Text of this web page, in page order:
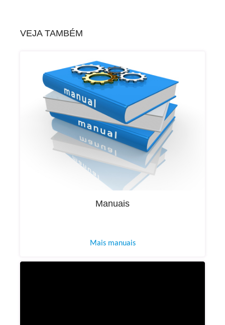
VEJA TAMBÉM
Manuais
Mais manuais